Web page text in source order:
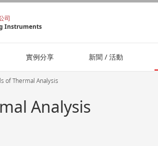
司
Instruments
實例分享 新聞 / 活動
of Thermal Analysis
Analysis